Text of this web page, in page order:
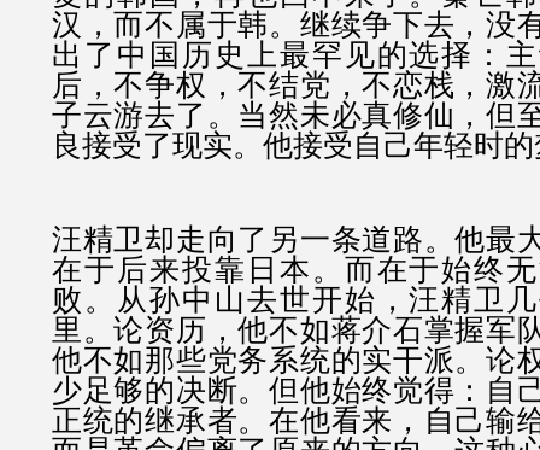
汉，而不属于韩。继续争下去，没
出了中国历史上最罕见的选择：
后，不争权，不结党，不恋栈，激
子云游去了。当然未必真修仙，但
良接受了现实。他接受自己年轻时
汪精卫却走向了另一条道路。他最
在于后来投靠日本。而在于始终
败。从孙中山去世开始，汪精卫
里。论资历，他不如蒋介石掌握军
他不如那些党务系统的实干派。论
少足够的决断。但他始终觉得：自
正统的继承者。在他看来，自己输